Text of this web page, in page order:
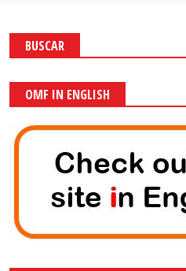
BUSCAR
OMF IN ENGLISH